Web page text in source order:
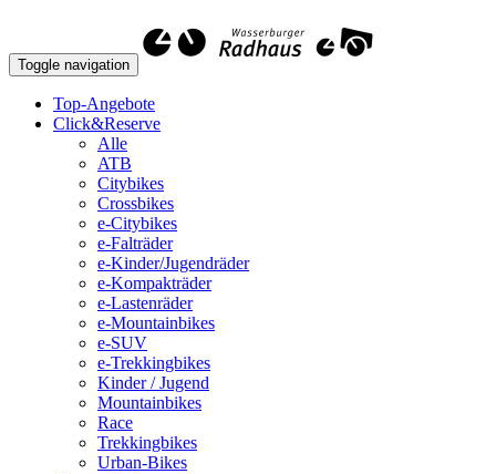
Toggle navigation
Top-Angebote
Click&Reserve
Alle
ATB
Citybikes
Crossbikes
e-Citybikes
e-Falträder
e-Kinder/Jugendräder
e-Kompakträder
e-Lastenräder
e-Mountainbikes
e-SUV
e-Trekkingbikes
Kinder / Jugend
Mountainbikes
Race
Trekkingbikes
Urban-Bikes